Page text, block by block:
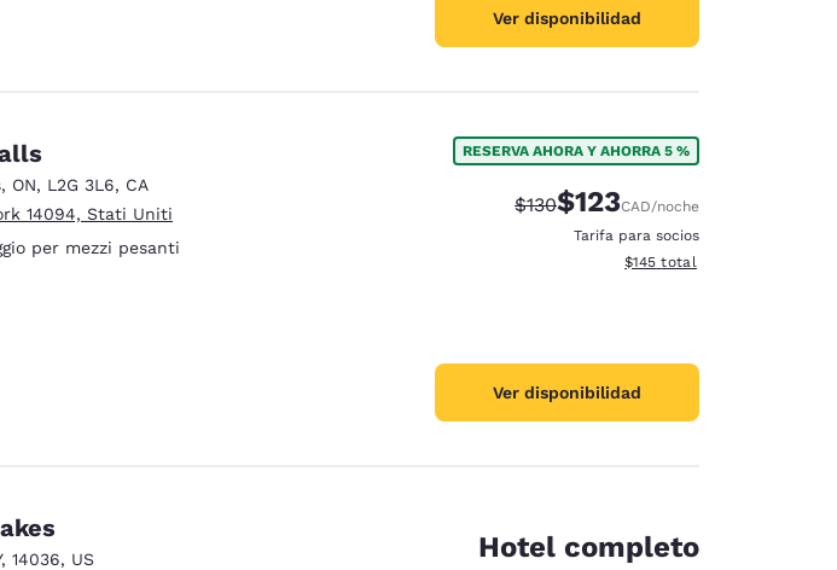
Ver disponibilidad
, ON, L2G 3L6, CA
14094, Stati Uniti
per mezzi pesanti
984 reseñas
RESERVA AHORA Y AHORRA 5 %
Precio tachado:
$130Precio con descuento:
$123CAD/noche
Tarifa para socios
Ver detalles del total
$145 total
Ver disponibilidad
, 14036, US
Hotel completo